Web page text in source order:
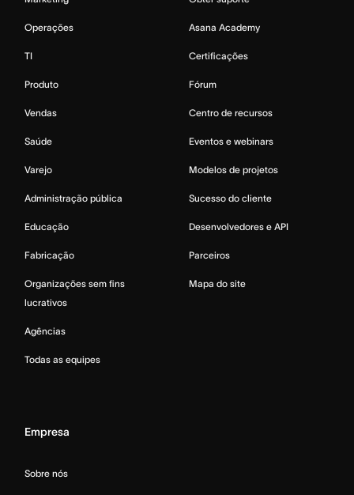
Operações
TI
Produto
Vendas
Saúde
Varejo
Administração pública
Educação
Fabricação
Organizações sem fins
lucrativos
Agências
Todas as equipes
Asana Academy
Certificações
Fórum
Centro de recursos
Eventos e webinars
Modelos de projetos
Sucesso do cliente
Desenvolvedores e API
Parceiros
Mapa do site
Empresa
Sobre nós